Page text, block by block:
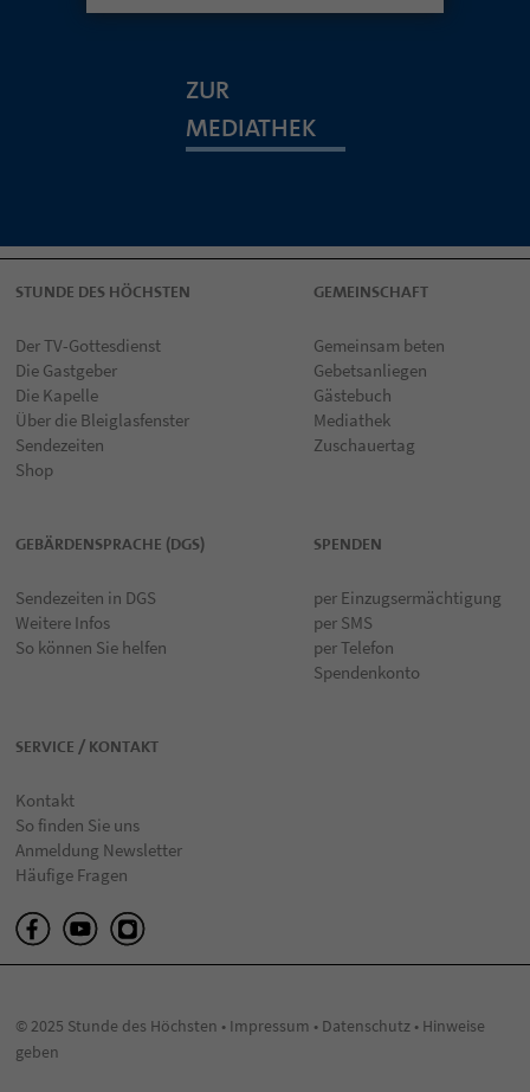
ZUR
MEDIATHEK
STUNDE DES HÖCHSTEN
Der TV-Gottesdienst
Die Gastgeber
Die Kapelle
Über die Bleiglasfenster
Sendezeiten
Shop
GEMEINSCHAFT
Gemeinsam beten
Gebetsanliegen
Gästebuch
Mediathek
Zuschauertag
GEBÄRDENSPRACHE (DGS)
Sendezeiten in DGS
Weitere Infos
So können Sie helfen
SPENDEN
per Einzugsermächtigung
per SMS
per Telefon
Spendenkonto
SERVICE / KONTAKT
Kontakt
So finden Sie uns
Anmeldung Newsletter
Häufige Fragen
© 2025 Stunde des Höchsten • Impressum • Datenschutz • Hinweise
geben